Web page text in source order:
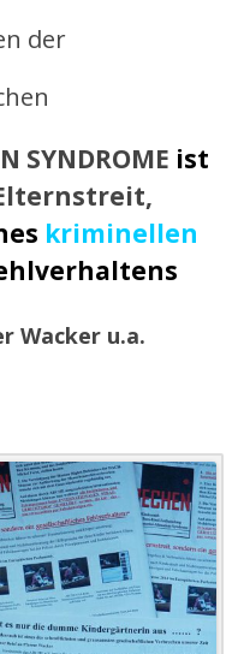
der
SYNDROME ist
kriminellen
Wacker u.a.